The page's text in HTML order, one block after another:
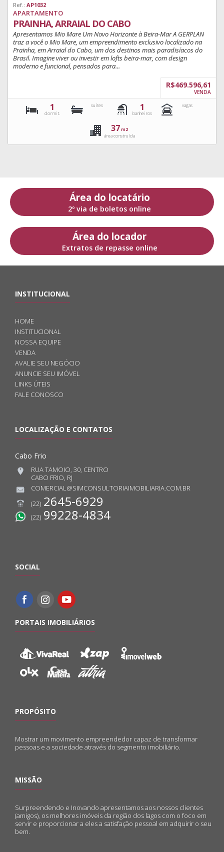
Ref.: AP1032
APARTAMENTO
PRAINHA, ARRAIAL DO CABO
Apresentamos Mio Mare Um Novo Horizonte à Beira-Mar A GERPLAN
traz a você o Mio Mare, um empreendimento exclusivo localizado na
Prainha, em Arraial do Cabo, um dos destinos mais paradisíacos do
Brasil. Imagine viver ou investir em lofts beira-mar, com design
moderno e funcional, pensados para...
R$469.596,61
VENDA
1
dormit.
suítes 1
banheiros
vagas
37m2
área construída
Área do locatário
2º via de boletos online
Área do locador
Extratos de repasse online
INSTITUCIONAL
HOME
INSTITUCIONAL
NOSSA EQUIPE
VENDA
AVALIE SEU NEGÓCIO
ANUNCIE SEU IMÓVEL
LINKS ÚTEIS
FALE CONOSCO
LOCALIZAÇÃO E CONTATOS
Cabo Frio
RUA TAMOIO, 30, CENTRO
CABO FRIO, RJ
COMERCIAL@SIMCONSULTORIAIMOBILIARIA.COM.BR
(22) 2645-6929
(22) 99228-4834
SOCIAL
PORTAIS IMOBILIÁRIOS
PROPÓSITO
Mostrar um movimento empreendedor capaz de transformar
pessoas e a sociedade através do segmento imobiliário.
MISSÃO
Surpreendendo e Inovando apresentamos aos nossos clientes
(amigos), os melhores imóveis da região dos lagos com o foco em
servir e proporcionar a eles a satisfação pessoal em adquirir o seu
bem.